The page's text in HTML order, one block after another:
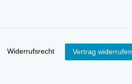
Widerrufs­recht Vertrag widerrufen